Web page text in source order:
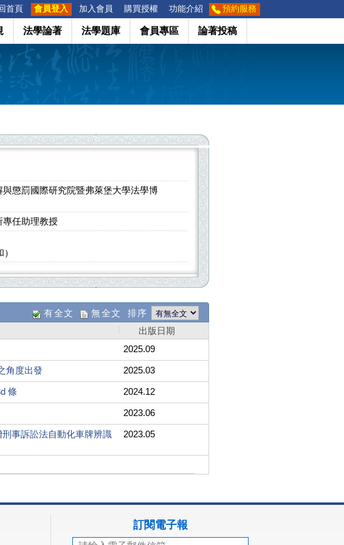
首頁 會員登入 加入會員 購買授權 功能介紹 預約服務
法學論著 法學題庫 會員專區 論著投稿
懲罰國際研究院暨弗萊堡大學法學博
專任助理教授
有全文 無全文 排序
出版日期
2025.09
角度出發 2025.03
條 2024.12
2023.06
事訴訟法自動化車牌辨識
2023.05
訂閱電子報